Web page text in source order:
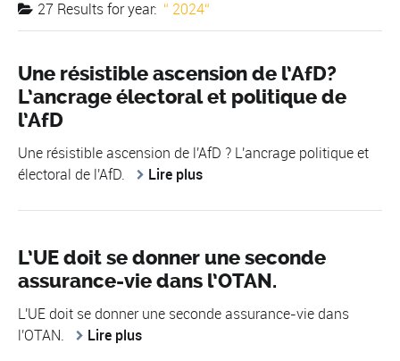
27 Results foryear: 2024
Une résistible ascension de l’AfD?
L’ancrage électoral et politique de
l’AfD
Une résistible ascension de l'AfD ? L'ancrage politique et
électoral de l'AfD.
Lire plus
L’UE doit se donner une seconde
assurance-vie dans l’OTAN.
L'UE doit se donner une seconde assurance-vie dans
l'OTAN.
Lire plus